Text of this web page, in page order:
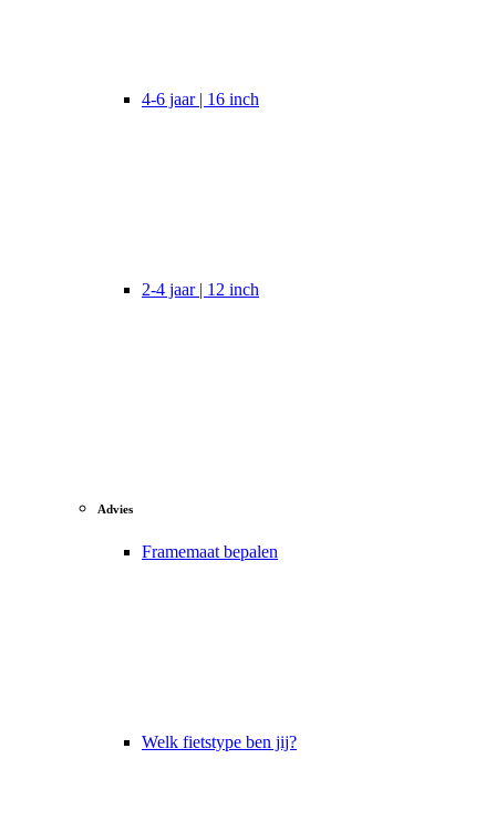
4-6 jaar | 16 inch
2-4 jaar | 12 inch
Advies
Framemaat bepalen
Welk fietstype ben jij?